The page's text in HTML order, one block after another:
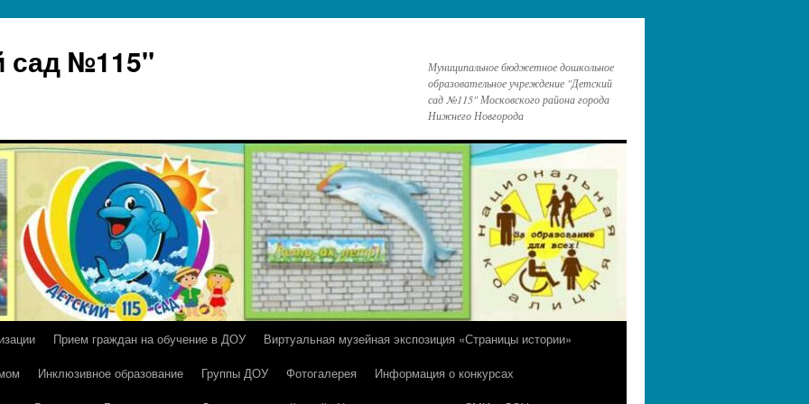
сад №115"
Муниципальное бюджетное дошкольное
образовательное учреждение "Детский
сад №115" Московского района города
Нижнего Новгорода
Прием граждан на обучение в ДОУ
Виртуальная музейная экспозиция «Страницы истории»
Инклюзивное образование Группы ДОУ Фотогалерея
Информация о конкурсах